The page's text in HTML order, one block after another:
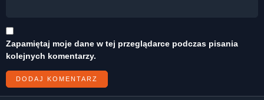
Zapamiętaj moje dane w tej przeglądarce podczas pisania
kolejnych komentarzy.